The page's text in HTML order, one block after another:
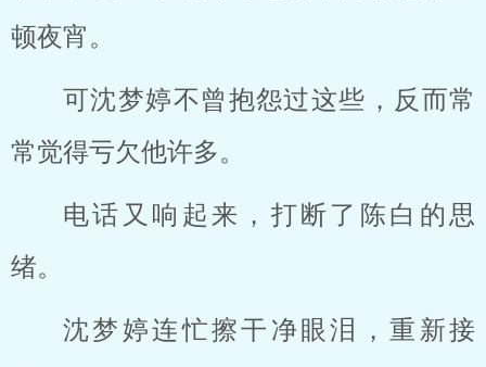
顿夜宵。
可沈梦婷不曾抱怨过这些，反而常
常觉得亏欠他许多。
电话又响起来，打断了陈白的思
绪。
沈梦婷连忙擦干净眼泪，重新接